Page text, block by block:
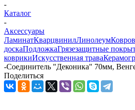
-
Каталог
-
Аксессуары
ЛаминатКварцвинилЛинолеум
доскаПодложкаГрязезащитные
коврикиИскусственная трава
-Соединитель "Деконика" 70мм,
Поделиться